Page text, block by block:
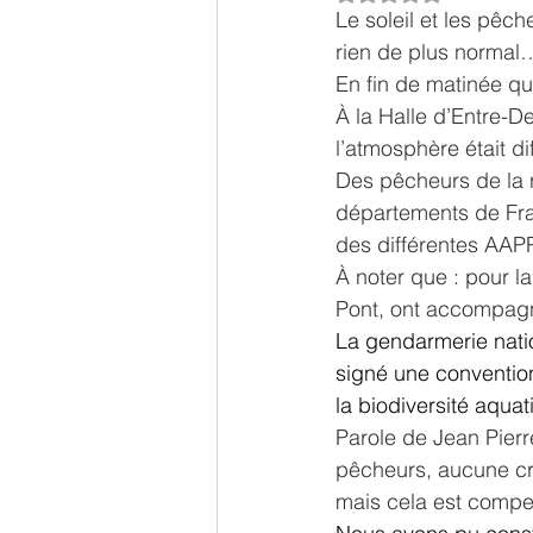
Le soleil et les
rien de plus
En fin de matinée
À la Halle d’Entre-
l’atmosphère était
Des pêcheurs de la
départements de
des différentes
À noter que : pour
Pont, ont
La gendarmerie
signé une
la biodiversité
Parole de Jean
pêcheurs, aucune
mais cela est